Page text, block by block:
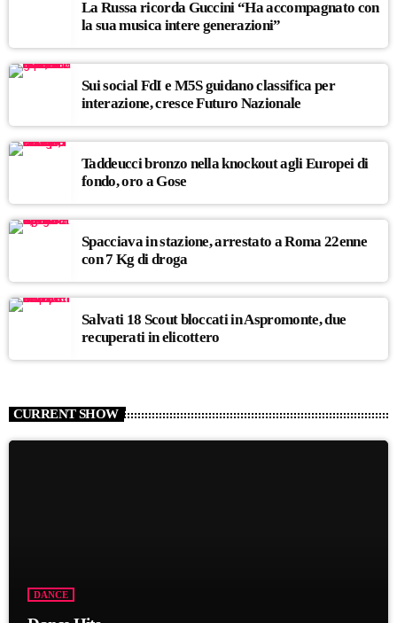
La Russa ricorda Guccini “Ha accompagnato con
la sua musica intere generazioni”
Sui social FdI e M5S guidano classifica per
interazione, cresce Futuro Nazionale
Taddeucci bronzo nella knockout agli Europei di
fondo, oro a Gose
Spacciava in stazione, arrestato a Roma 22enne
con 7 Kg di droga
Salvati 18 Scout bloccati in Aspromonte, due
recuperati in elicottero
CURRENT SHOW
DANCE